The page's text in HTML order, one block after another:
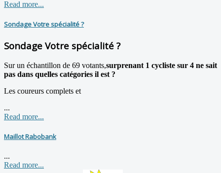
Read more...
Sondage Votre spécialité ?
Sondage Votre spécialité ?
Sur un échantillon de 69 votants,surprenant 1 cycliste sur 4 ne sait
pas dans quelles catégories il est ?
Les coureurs complets et
...
Read more...
Maillot Rabobank
...
Read more...